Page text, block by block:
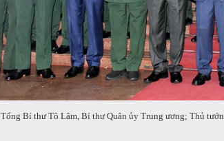
Tổng Bí thư Tô Lâm, Bí thư Quân ủy Trung ương; Thủ